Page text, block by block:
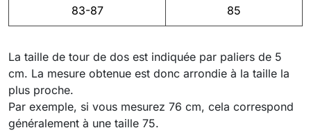
83-87 85
La taille de tour de dos est indiquée par paliers de 5
cm. La mesure obtenue est donc arrondie à la taille la
plus proche.
Par exemple, si vous mesurez 76 cm, cela correspond
généralement à une taille 75.